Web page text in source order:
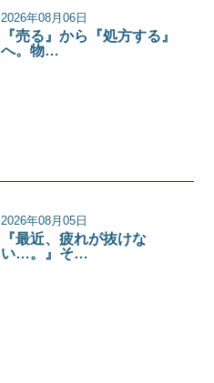
2026年08月06日
『売る』から『処方する』
へ。物…
2026年08月05日
『最近、疲れが抜けな
い…。』そ…